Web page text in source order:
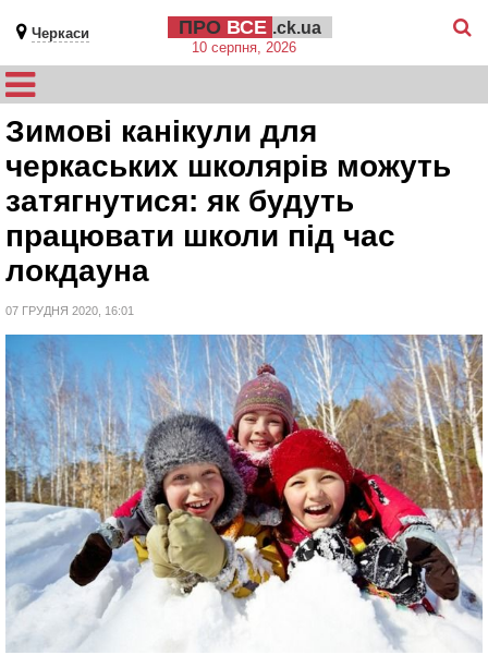
Черкаси ПРО ВСЕ .ck.ua
10 серпня, 2026
Зимові канікули для
черкаських школярів можуть
затягнутися: як будуть
працювати школи під час
локдауна
07 ГРУДНЯ 2020, 16:01